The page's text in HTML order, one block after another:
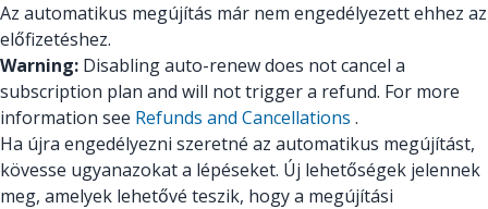
Az automatikus megújítás már nem engedélyezett ehhez az
előfizetéshez.
Warning: Disabling auto-renew does not cancel a
subscription plan and will not trigger a refund. For more
information see Refunds and Cancellations .
Ha újra engedélyezni szeretné az automatikus megújítást,
kövesse ugyanazokat a lépéseket. Új lehetőségek jelennek
meg, amelyek lehetővé teszik, hogy a megújítási